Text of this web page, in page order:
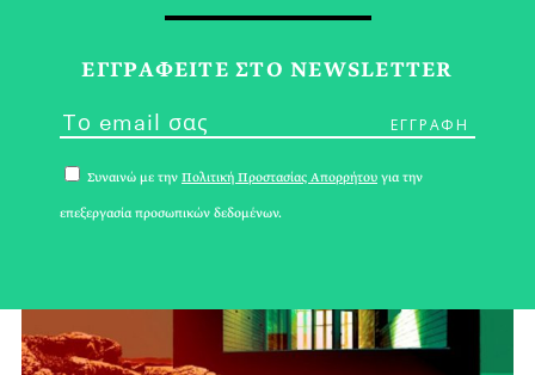
ΕΓΓPΑΦΕΙΤΕ ΣΤΟ NEWSLETTER
Συναινώ με την Πολιτική Προστασίας Απορρήτου για την
επεξεργασία προσωπικών δεδομένων.